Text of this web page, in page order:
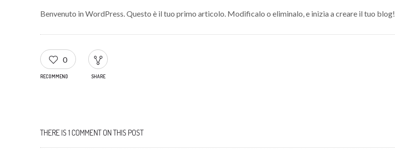
Benvenuto in WordPress. Questo è il tuo primo articolo. Modificalo o eliminalo, e inizia a creare il tuo blog!
0
RECOMMEND SHARE
THERE IS 1 COMMENT ON THIS POST